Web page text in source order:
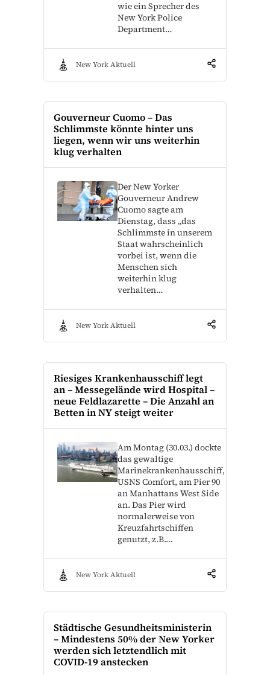
wie ein Sprecher des
New York Police
Department…
New York Aktuell
Gouverneur Cuomo – Das
Schlimmste könnte hinter uns
liegen, wenn wir uns weiterhin
klug verhalten
Der New Yorker
Gouverneur Andrew
Cuomo sagte am
Dienstag, dass „das
Schlimmste in unserem
Staat wahrscheinlich
vorbei ist, wenn die
Menschen sich
weiterhin klug
verhalten…
New York Aktuell
Riesiges Krankenhausschiff legt
an – Messegelände wird Hospital –
neue Feldlazarette – Die Anzahl an
Betten in NY steigt weiter
Am Montag (30.03.) dockte
das gewaltige
Marinekrankenhausschiff,
USNS Comfort, am Pier 90
an Manhattans West Side
an. Das Pier wird
normalerweise von
Kreuzfahrtschiffen
genutzt, z.B.…
New York Aktuell
Städtische Gesundheitsministerin
– Mindestens 50% der New Yorker
werden sich letztendlich mit
COVID-19 anstecken